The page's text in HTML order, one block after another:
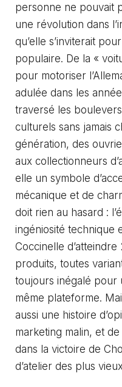
personne ne pouvait
une révolution dans
qu’elle s’inviterait
populaire. De la «
pour motoriser
adulée dans les
traversé les
culturels sans jamais
génération, des
aux collectionneurs
elle un symbole
mécanique et de
doit rien au hasard :
ingéniosité technique
Coccinelle
produits, toutes
toujours inégalé pour
même plateforme.
aussi une histoire
marketing malin, et
dans la victoire de
d’atelier des plus